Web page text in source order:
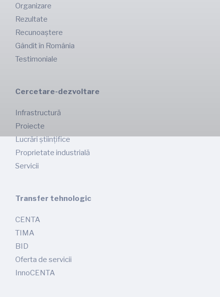
Organizare
Rezultate
Recunoaștere
Gândit în România
Testimoniale
Cercetare-dezvoltare
Infrastructură
Proiecte
Lucrări științifice
Proprietate industrială
Servicii
Transfer tehnologic
CENTA
TIMA
BID
Oferta de servicii
InnoCENTA